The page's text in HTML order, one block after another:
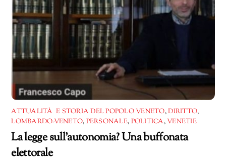
ATTUALITÀ E STORIA DEL POPOLO VENETO,DIRITTO,
LOMBARDO-VENETO, PERSONALE, POLITICA,VENETIE
La legge sull’autonomia? Una buffonata
elettorale